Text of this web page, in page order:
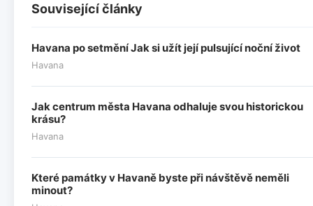
Související články
Havana po setmění Jak si užít její pulsující noční život
Havana
Jak centrum města Havana odhaluje svou historickou
krásu?
Havana
Které památky v Havaně byste při návštěvě neměli
minout?